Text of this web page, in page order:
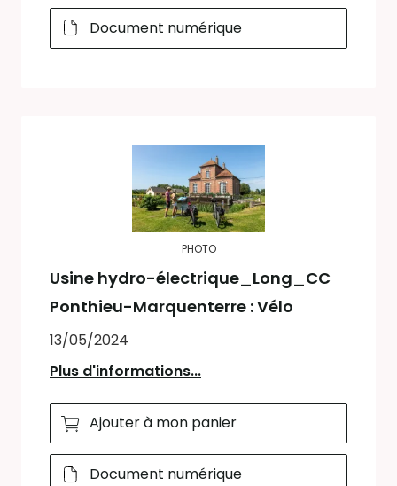
Document numérique
PHOTO
Usine hydro-électrique_Long_CC
Ponthieu-Marquenterre : Vélo
13/05/2024
Plus d'informations...
Ajouter à mon panier
Document numérique